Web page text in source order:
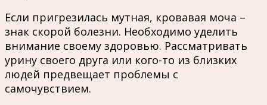
Если пригрезилась мутная, кровавая моча –
знак скорой болезни. Необходимо уделить
внимание своему здоровью. Рассматривать
урину своего друга или кого-то из близких
людей предвещает проблемы с
самочувствием.